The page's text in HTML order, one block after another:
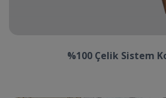
%100 Çelik Sistem